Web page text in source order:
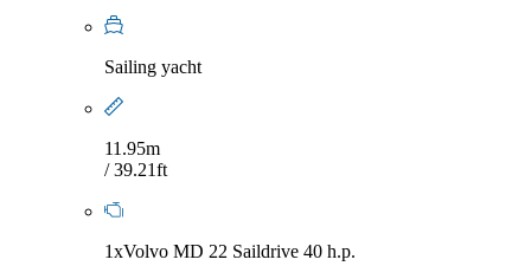
Sailing yacht
11.95m
/ 39.21ft
1xVolvo MD 22 Saildrive 40 h.p.